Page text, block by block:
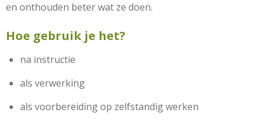
en onthouden beter wat ze doen.
Hoe gebruik je het?
na instructie
als verwerking
als voorbereiding op zelfstandig werken